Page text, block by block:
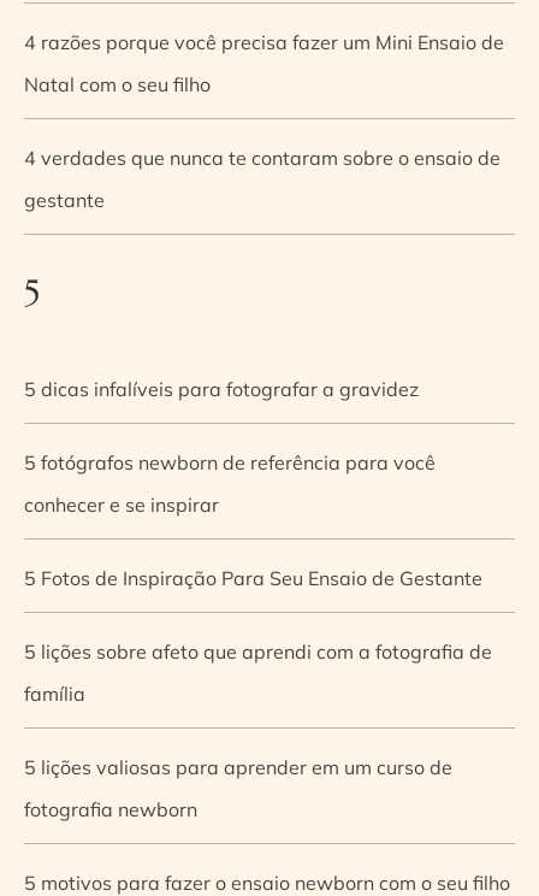
4 razões porque você precisa fazer um Mini Ensaio de
Natal com o seu filho
4 verdades que nunca te contaram sobre o ensaio de
gestante
5
5 dicas infalíveis para fotografar a gravidez
5 fotógrafos newborn de referência para você
conhecer e se inspirar
5 Fotos de Inspiração Para Seu Ensaio de Gestante
5 lições sobre afeto que aprendi com a fotografia de
família
5 lições valiosas para aprender em um curso de
fotografia newborn
5 motivos para fazer o ensaio newborn com o seu filho